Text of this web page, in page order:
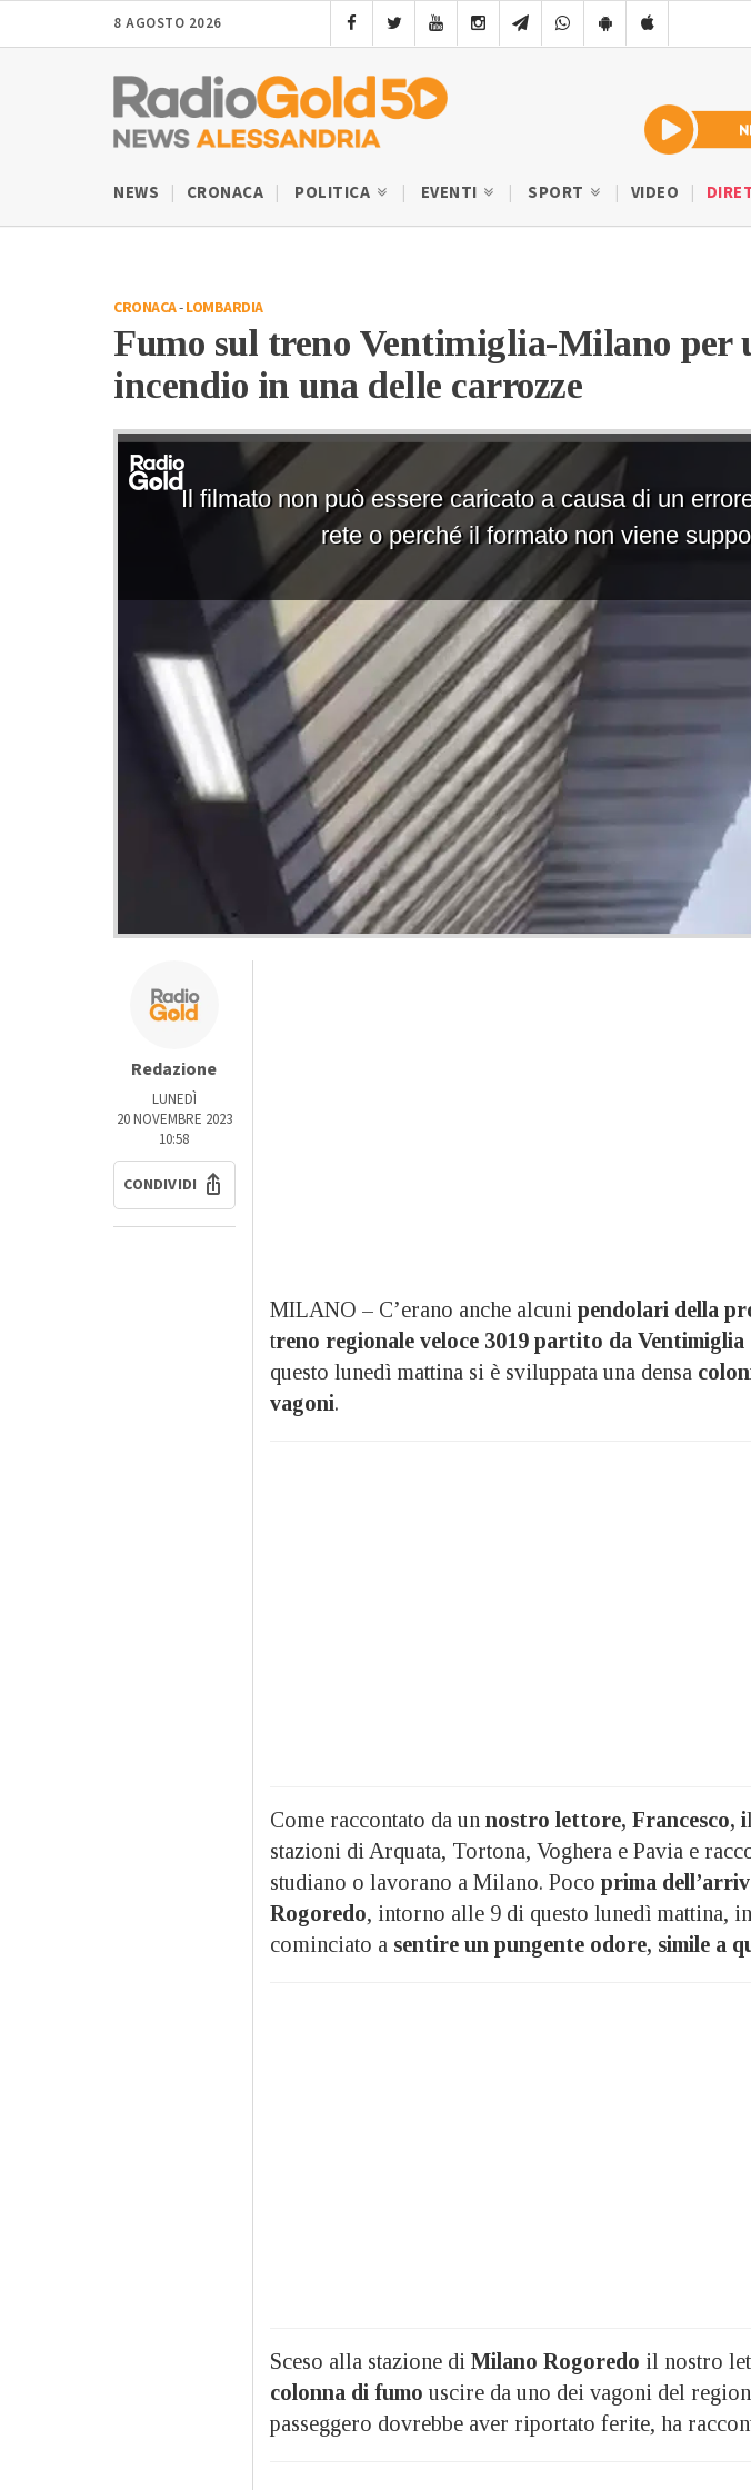
8 AGOSTO 2026
NEWS CRONACA POLITICA EVENTI SPORT VIDEO
CRONACA-LOMBARDIA
Fumo sul treno Ventimiglia-Milano per
incendio in una delle carrozze
Redazione
LUNEDÌ
20 NOVEMBRE 2023
10:58
CONDIVIDI
MILANO – C’erano anche alcuni pendolari della
treno regionale veloce 3019 partito da
questo lunedì mattina si è sviluppata una densa
vagoni.
Come raccontato da un nostro lettore, Francesco, i
stazioni di Arquata, Tortona, Voghera e Pavia e
studiano o lavorano a Milano. Poco prima
Rogoredo, intorno alle 9 di questo lunedì mattina,
cominciato a sentire un pungente odore, simile a
Sceso alla stazione di Milano Rogoredo il nostro
colonna di fumo uscire da uno dei vagoni del
passeggero dovrebbe aver riportato ferite, ha